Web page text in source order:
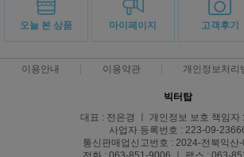
오늘 본 상품 마이페이지 고객후기
이용안내 이용약관 개인정보처리
빅터탑
대표 : 전은경 ㅣ 개인정보 보호 책임자
사업자 등록번호 : 223-09-
통신판매업신고번호 : 2024-전북익산